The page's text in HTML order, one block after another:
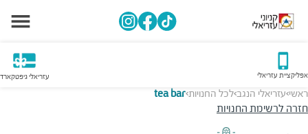
אפליקציית עזריאלי עזריאלי גיפטקארד
ראשי>עזריאלי הנגב>לכל החנויות>
tea bar
חזרה לרשימת החנויות